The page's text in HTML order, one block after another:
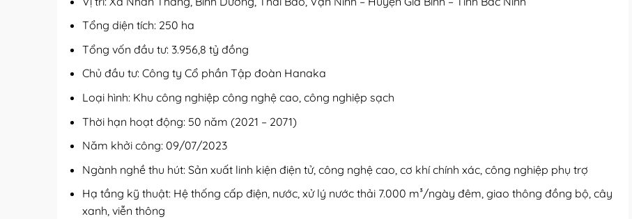
Tổng diện tích: 250 ha
Tổng vốn đầu tư: 3.956,8 tỷ đồng
Chủ đầu tư: Công ty Cổ phần Tập đoàn Hanaka
Loại hình: Khu công nghiệp công nghệ cao, công nghiệp sạch
Thời hạn hoạt động: 50 năm (2021 – 2071)
Năm khởi công: 09/07/2023
Ngành nghề thu hút: Sản xuất linh kiện điện tử, công nghệ cao, cơ khí chính xác, công nghiệp phụ trợ
Hạ tầng kỹ thuật: Hệ thống cấp điện, nước, xử lý nước thải 7.000 m³/ngày đêm, giao thông đồng bộ, cây
xanh, viễn thông